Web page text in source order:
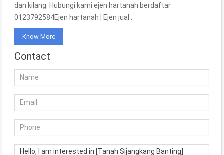
dan kilang. Hubungi kami ejen hartanah berdaftar
0123792584Ejen hartanah | Ejen jual…
Know More
Contact